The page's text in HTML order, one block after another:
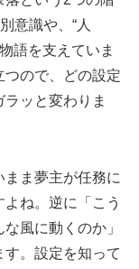
意識や、“人
語を支えていま
ので、どの設定
ッと変わりま
ま夢主が任務に
ね。逆に「こう
風に動くのか」
。設定を知って